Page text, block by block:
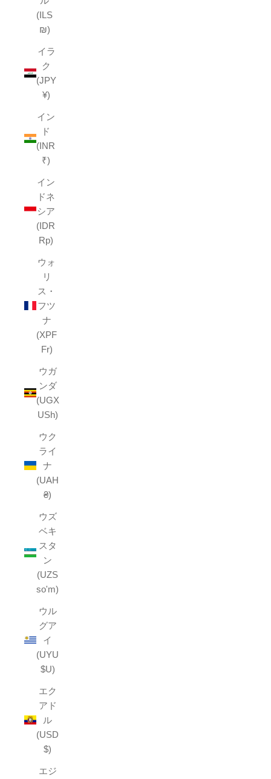
(ILS
₪)
イラ
ク
(JPY
¥)
イン
ド
(INR
₹)
イン
ドネ
シア
(IDR
Rp)
ウォ
リ
ス・
フツ
ナ
(XPF
Fr)
ウガ
ンダ
(UGX
USh)
ウク
ライ
ナ
(UAH
₴)
ウズ
ベキ
スタ
ン
(UZS
so'm)
ウル
グア
イ
(UYU
$U)
エク
アド
ル
(USD
$)
エジ